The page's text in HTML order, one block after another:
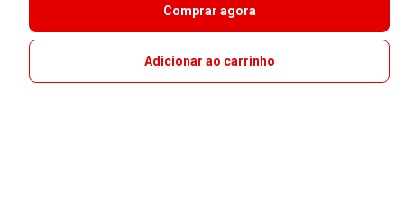
Comprar agora
Adicionar ao carrinho